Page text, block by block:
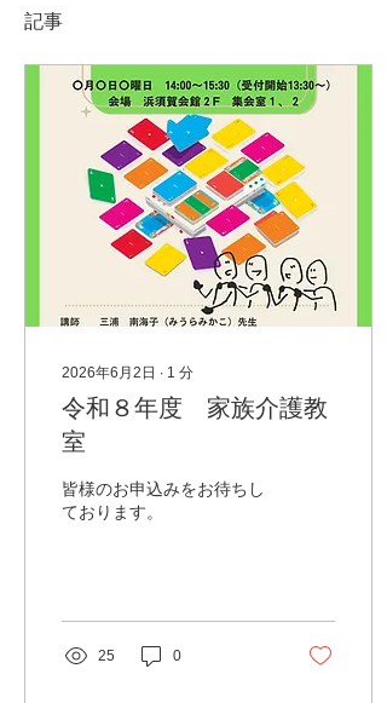
記事
2026年6月2日 ∙ 1 分
令和８年度 家族介護教
室
皆様のお申込みをお待ちし
ております。
25 0